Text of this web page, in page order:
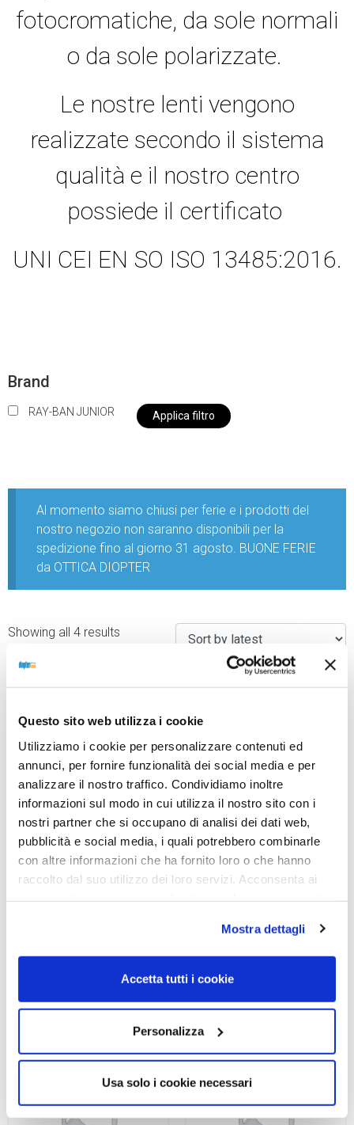
Questo sito web utilizza i cookie
Utilizziamo i cookie per personalizzare contenuti ed
annunci, per fornire funzionalità dei social media e per
analizzare il nostro traffico. Condividiamo inoltre
informazioni sul modo in cui utilizza il nostro sito con i
nostri partner che si occupano di analisi dei dati web,
pubblicità e social media, i quali potrebbero combinarle
con altre informazioni che ha fornito loro o che hanno
raccolto dal suo utilizzo dei loro servizi. Acconsenta ai
Mostra dettagli
Accetta tutti i cookie
Personalizza
Usa solo i cookie necessari
fotocromatiche, da sole normali
o da sole polarizzate.
Le nostre lenti vengono
realizzate secondo il sistema
qualità e il nostro centro
possiede il certificato
UNI CEI EN SO ISO 13485:2016.
Brand
RAY-BAN JUNIOR Applica filtro
Al momento siamo chiusi per ferie e i prodotti del
nostro negozio non saranno disponibili per la
spedizione fino al giorno 31 agosto. BUONE FERIE
da OTTICA DIOPTER
Showing all 4 results
OCCHIALE DA SOLE, RAY-
BAN JUNIOR
0RJ9132S 152/73 49
OCCHIALE DA SOLE, RAY-
BAN JUNIOR
0RJ9131S 152/73 50
75,00€ 52,50 €